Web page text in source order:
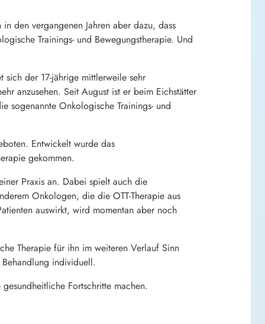
den vergangenen Jahren aber dazu, dass
Trainings- und Bewegungstherapie. Und
der 17-jährige mittlerweile sehr
anzusehen. Seit August ist er beim Eichstätter
sogenannte Onkologische Trainings- und
Entwickelt wurde das
gekommen.
Praxis an. Dabei spielt auch die
Onkologen, die die OTT-Therapie aus
auswirkt, wird momentan aber noch
Therapie für ihn im weiteren Verlauf Sinn
individuell.
Fortschritte machen.